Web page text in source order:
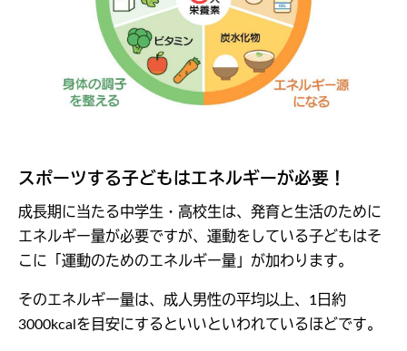
スポーツする子どもはエネルギーが必要！
成長期に当たる中学生・高校生は、発育と生活のために
エネルギー量が必要ですが、運動をしている子どもはそ
こに「運動のためのエネルギー量」が加わります。
そのエネルギー量は、成人男性の平均以上、1日約
3000kcalを目安にするといいといわれているほどです。